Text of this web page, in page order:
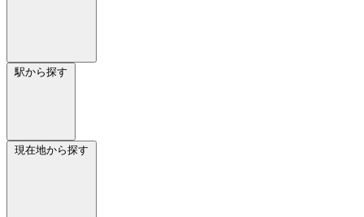
駅から探す
現在地から探す